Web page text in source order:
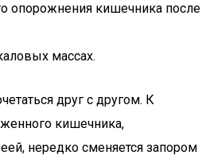
опорожнения кишечника после
массах.
друг с другом. К
кишечника,
нередко сменяется запором